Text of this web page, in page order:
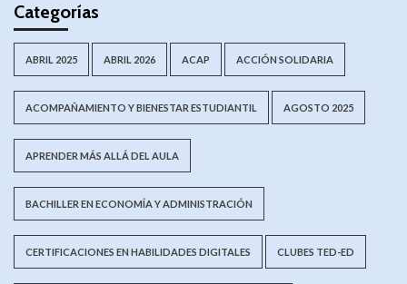
Categorías
ABRIL 2025 ABRIL 2026 ACAP ACCIÓN SOLIDARIA
ACOMPAÑAMIENTO Y BIENESTAR ESTUDIANTIL AGOSTO 2025
APRENDER MÁS ALLÁ DEL AULA
BACHILLER EN ECONOMÍA Y ADMINISTRACIÓN
CERTIFICACIONES EN HABILIDADES DIGITALES CLUBES TED-ED